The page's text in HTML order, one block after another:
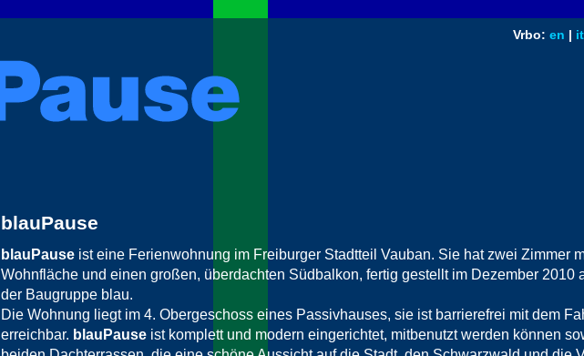
Vrbo: en | it
blauPause
blauPause ist eine Ferienwohnung im Freiburger Stadtteil Vauban. Sie hat zwei Zimmer
Wohnfläche und einen großen, überdachten Südbalkon, fertig gestellt im Dezember 2010
der Baugruppe blau.
Die Wohnung liegt im 4. Obergeschoss eines Passivhauses, sie ist barrierefrei mit dem
erreichbar. blauPause ist komplett und modern eingerichtet, mitbenutzt werden können